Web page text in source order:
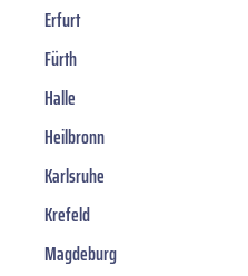
Erfurt
Fürth
Halle
Heilbronn
Karlsruhe
Krefeld
Magdeburg